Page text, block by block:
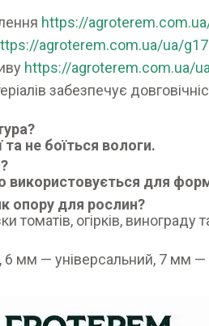
https://
agroterem.com.ua/ua/
https://agroterem.com.ua/
забезпечує
та не боїться вологи.
використовується для
опору для рослин?
томатів, огірків, винограду
6 мм — універсальний, 7 мм